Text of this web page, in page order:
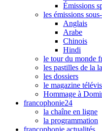
Émissions
les émissions
Anglais
Arabe
Chinois
Hindi
le tour du monde
les pastilles de la
les dossiers
le magazine
Hommage à
francophonie24
la chaîne en ligne
la programmation
francophonie actualités